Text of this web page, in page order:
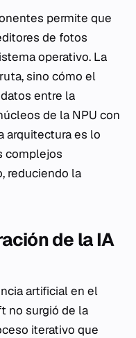
permite que
de fotos
operativo. La
sino cómo el
entre la
de la NPU con
arquitectura es lo
complejos
reduciendo la
de la IA
artificial en el
no surgió de la
iterativo que